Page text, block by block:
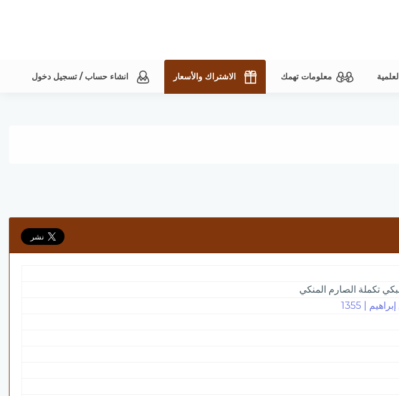
معلومات تهمك الاشتراك والأسعار انشاء حساب / تسجيل دخول
تكملة الصارم المنكي
| 1355